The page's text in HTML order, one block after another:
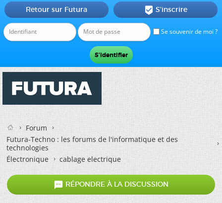
Se souvenir de moi ?
Retour sur Futura  S'inscrire
Forum
Futura-Techno : les forums de l'informatique et des
technologies
Électronique
cablage electrique
 RÉPONDRE À LA DISCUSSION